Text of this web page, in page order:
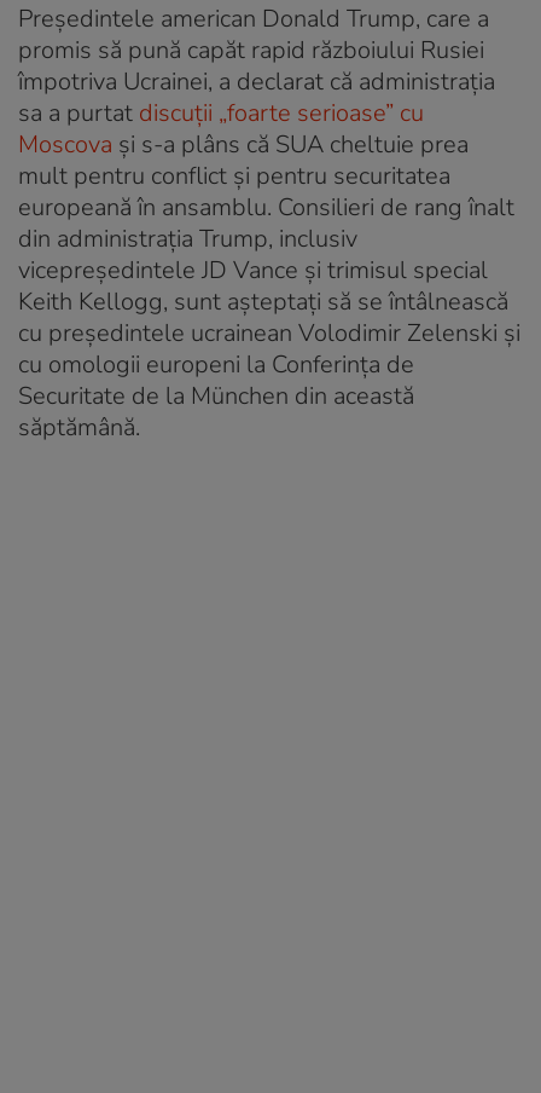
Președintele american Donald Trump, care a
promis să pună capăt rapid războiului Rusiei
împotriva Ucrainei, a declarat că administrația
sa a purtat discuții „foarte serioase” cu
Moscova și s-a plâns că SUA cheltuie prea
mult pentru conflict și pentru securitatea
europeană în ansamblu. Consilieri de rang înalt
din administrația Trump, inclusiv
vicepreședintele JD Vance și trimisul special
Keith Kellogg, sunt așteptați să se întâlnească
cu președintele ucrainean Volodimir Zelenski și
cu omologii europeni la Conferința de
Securitate de la München din această
săptămână.